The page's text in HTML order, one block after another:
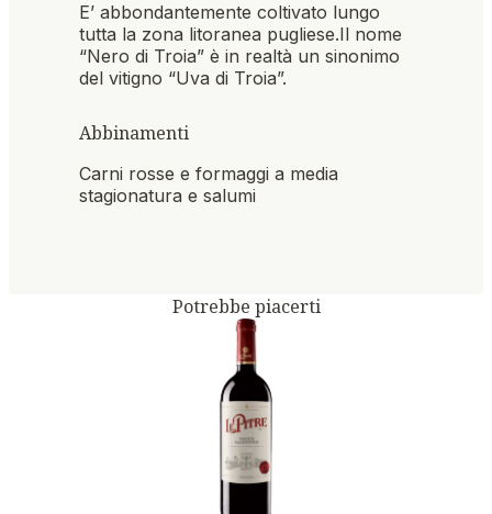
E’ abbondantemente coltivato lungo
tutta la zona litoranea pugliese.Il nome
“Nero di Troia” è in realtà un sinonimo
del vitigno “Uva di Troia”.
Abbinamenti
Carni rosse e formaggi a media
stagionatura e salumi
Potrebbe piacerti